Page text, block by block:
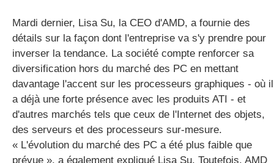
Mardi dernier, Lisa Su, la CEO d'AMD, a fournie des
détails sur la façon dont l'entreprise va s'y prendre pour
inverser la tendance. La société compte renforcer sa
diversification hors du marché des PC en mettant
davantage l'accent sur les processeurs graphiques - où il
a déjà une forte présence avec les produits ATI - et
d'autres marchés tels que ceux de l'Internet des objets,
des serveurs et des processeurs sur-mesure.
« L'évolution du marché des PC a été plus faible que
prévue », a également expliqué Lisa Su. Toutefois, AMD